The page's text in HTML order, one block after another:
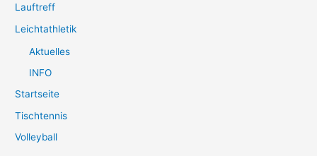
Lauftreff
Leichtathletik
Aktuelles
INFO
Startseite
Tischtennis
Volleyball